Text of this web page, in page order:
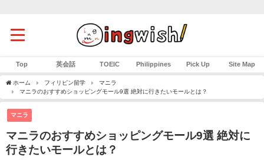
Top 英会話 TOEIC Philippines Pick Up Site Map
ホーム フィリピン留学
マニラ
マニラのおすすめショッピングモール9選 絶対に行きたいモールとは？
マニラ
マニラのおすすめショッピングモール9選 絶対に
行きたいモールとは？